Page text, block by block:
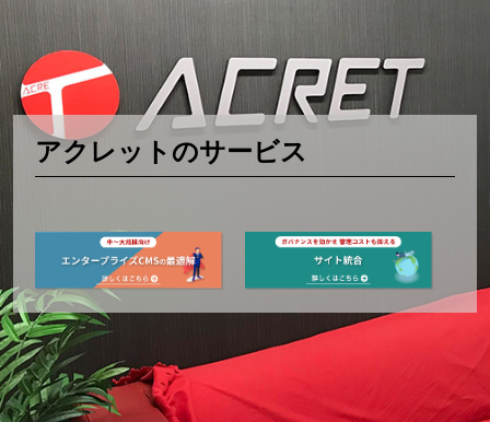
アクレットのサービス